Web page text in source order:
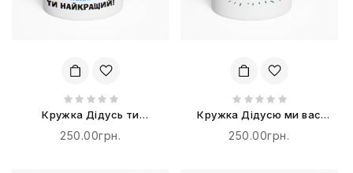
Кружка Дідусь ти
найкращий
250.00грн.
Кружка Дідусю ми вас
любимо
250.00грн.